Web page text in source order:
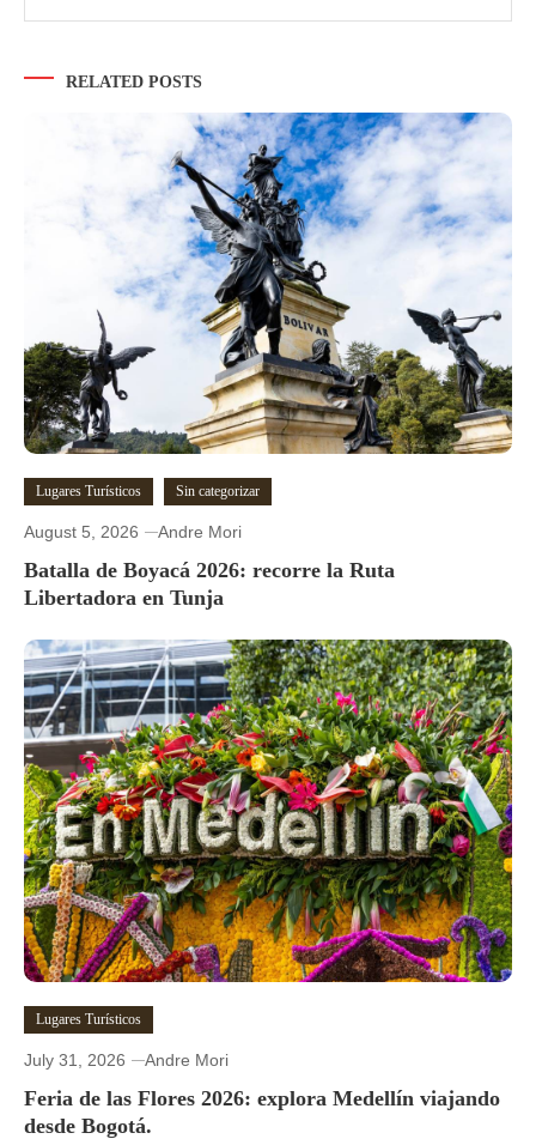
RELATED POSTS
Lugares Turísticos Sin categorizar
August 5, 2026 Andre Mori
Batalla de Boyacá 2026: recorre la Ruta
Libertadora en Tunja
Lugares Turísticos
July 31, 2026 Andre Mori
Feria de las Flores 2026: explora Medellín viajando
desde Bogotá.